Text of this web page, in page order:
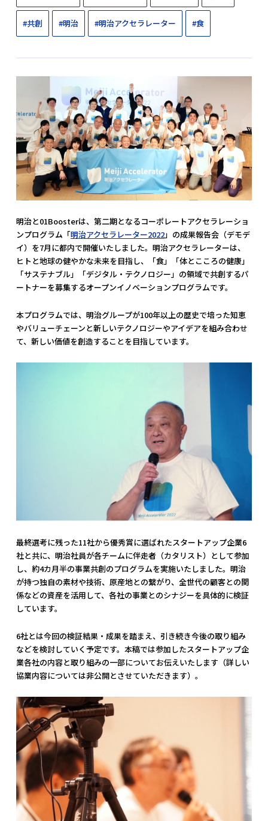
#共創 #明治 #明治アクセラレーター #食
明治と01Boosterは、第二期となるコーポレートアクセラレーショ
ンプログラム「明治アクセラレーター2022」の成果報告会（デモデ
イ）を7月に都内で開催いたしました。明治アクセラレーターは、
ヒトと地球の健やかな未来を目指し、「食」「体とこころの健康」
「サステナブル」「デジタル・テクノロジー」の領域で共創するパ
ートナーを募集するオープンイノベーションプログラムです。
本プログラムでは、明治グループが100年以上の歴史で培った知恵
やバリューチェーンと新しいテクノロジーやアイデアを組み合わせ
て、新しい価値を創造することを目指しています。
最終選考に残った11社から優秀賞に選ばれたスタートアップ企業6
社と共に、明治社員が各チームに伴走者（カタリスト）として参加
し、約4カ月半の事業共創のプログラムを実施いたしました。明治
が持つ独自の素材や技術、原産地との繋がり、全世代の顧客との関
係などの資産を活用して、各社の事業とのシナジーを具体的に検証
しています。
6社とは今回の検証結果・成果を踏まえ、引き続き今後の取り組み
などを検討していく予定です。本稿では参加したスタートアップ企
業各社の内容と取り組みの一部についてお伝えいたします（詳しい
協業内容については非公開とさせていただきます）。